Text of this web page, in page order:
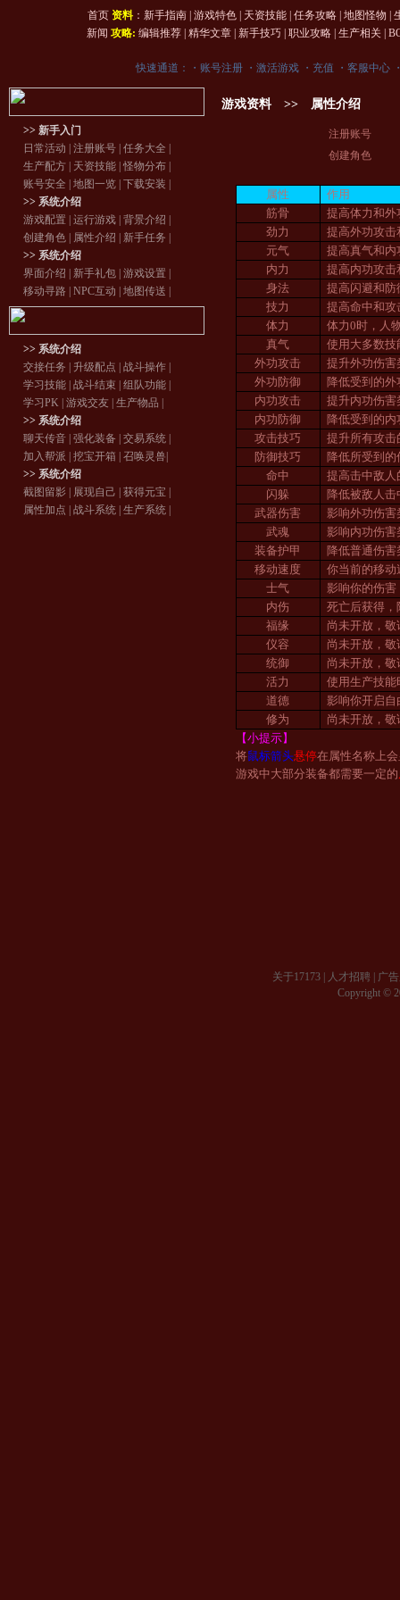
首页 资料 ： 新手指南 |游戏特色 天资技能 |任务攻略 |地图怪物 |
新闻 攻略: 编辑推荐 |精华文章 新手技巧 |职业攻略 |生产相关 |
快速通道：・ 账号注册 ・激活游戏 ・ 充值 ・客服中心
>> 新手入门
日常活动
注册账号 任务大全
生产配方
天资技能 怪物分布
账号安全
地图一览 下载安装
>> 系统介绍
游戏配置 运行游戏 背景介绍
创建角色
属性介绍 新手任务
>> 系统介绍
界面介绍
新手礼包 游戏设置
移动寻路
NPC互动 地图传送
>> 系统介绍
交接任务
升级配点 战斗操作
学习技能 战斗结束 组队功能
学习PK 游戏交友 生产物品
>> 系统介绍
聊天传音 强化装备 交易系统
加入帮派
挖宝开箱 召唤灵兽
>> 系统介绍
截图留影
展现自己 获得元宝
属性加点
战斗系统 生产系统
游戏资料 >> 属性介绍
注册账号
创建角色
属性
作用
筋骨
提高体力和外
劲力
提高外功攻击
元气
提高真气和内
内力
提高内功攻击
身法
提高闪避和防
技力
提高命中和攻
体力
体力0时，人
真气
使用大多数
外功攻击
提升外功伤
外功防御
降低受到的
内功攻击
提升内功伤
内功防御
降低受到的
攻击技巧
提升所有攻
防御技巧
降低所受到
命中
提高击中敌人
闪躲
降低被敌人击
武器伤害
影响外功伤
武魂
影响内功伤
装备护甲
降低普通伤
移动速度
你当前的移动
士气
影响你的伤害
内伤
死亡后获得
福缘
尚未开放，敬
仪容
尚未开放，敬
统御
尚未开放，敬
活力
使用生产技
道德
影响你开启
修为
尚未开放，敬
【小提示】
将鼠标箭头悬停在属性名称上
游戏中大部分装备都需要一定的
关于17173 人才招聘
广
Copyright ©